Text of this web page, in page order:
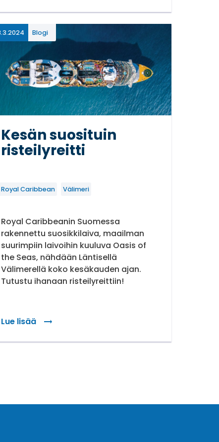
risteilyistä
Blogi
Kesän suosituin
risteilyreitti
Royal Caribbean Välimeri
Royal Caribbeanin Suomessa
rakennettu suosikkilaiva, maailman
suurimpiin laivoihin kuuluva Oasis of
the Seas, nähdään Läntisellä
Välimerellä koko kesäkauden ajan.
Tutustu ihanaan risteilyreittiin!
Lue lisää
: Kesän suosituin risteilyreitti